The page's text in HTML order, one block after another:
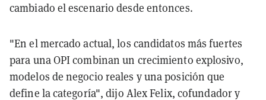
cambiado el escenario desde entonces.
"En el mercado actual, los candidatos más fuertes
para una OPI combinan un crecimiento explosivo,
modelos de negocio reales y una posición que
define la categoría", dijo Alex Felix, cofundador y